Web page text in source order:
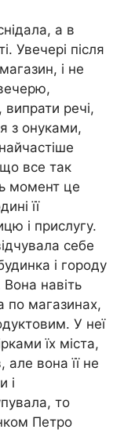
а в
Увечері після
і не
випрати речі,
з онуками,
все так
момент це
її
і прислугу.
себе
і городу
Вона навіть
по магазинах,
У неї
їх міста,
але вона її не
і
то
Петро